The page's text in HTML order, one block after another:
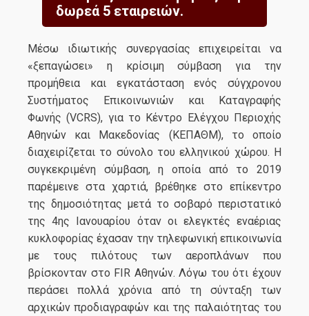
δωρεά 5 εταιρειών.
Μέσω ιδιωτικής συνεργασίας επιχειρείται να
«ξεπαγώσει» η κρίσιμη σύμβαση για την
προμήθεια και εγκατάσταση ενός σύγχρονου
Συστήματος Επικοινωνιών και Καταγραφής
Φωνής (VCRS), για το Κέντρο Ελέγχου Περιοχής
Αθηνών και Μακεδονίας (ΚΕΠΑΘΜ), το οποίο
διαχειρίζεται το σύνολο του ελληνικού χώρου. Η
συγκεκριμένη σύμβαση, η οποία από το 2019
παρέμεινε στα χαρτιά, βρέθηκε στο επίκεντρο
της δημοσιότητας μετά το σοβαρό περιστατικό
της 4ης Ιανουαρίου όταν οι ελεγκτές εναέριας
κυκλοφορίας έχασαν την τηλεφωνική επικοινωνία
με τους πιλότους των αεροπλάνων που
βρίσκονταν στο FIR Αθηνών. Λόγω του ότι έχουν
περάσει πολλά χρόνια από τη σύνταξη των
αρχικών προδιαγραφών και της παλαιότητας του